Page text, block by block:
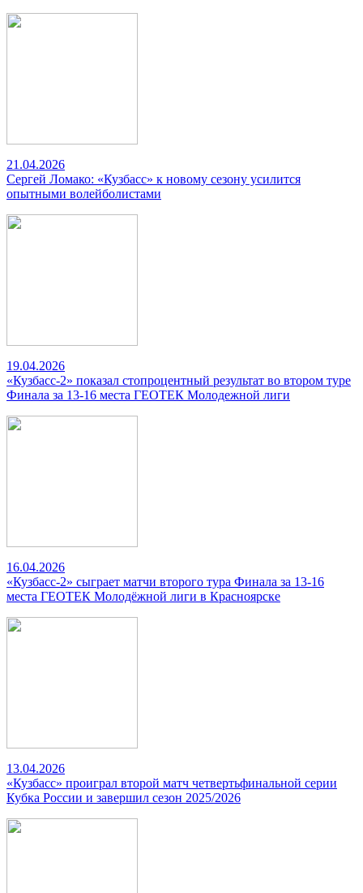
21.04.2026
Сергей Ломако: «Кузбасс» к новому сезону усилится
опытными волейболистами
19.04.2026
«Кузбасс-2» показал стопроцентный результат во втором туре
Финала за 13-16 места ГЕОТЕК Молодежной лиги
16.04.2026
«Кузбасс-2» сыграет матчи второго тура Финала за 13-16
места ГЕОТЕК Молодёжной лиги в Красноярске
13.04.2026
«Кузбасс» проиграл второй матч четвертьфинальной серии
Кубка России и завершил сезон 2025/2026